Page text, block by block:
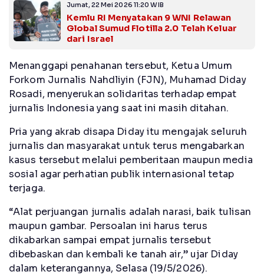
Jumat, 22 Mei 2026 11:20 WIB
Kemlu RI Menyatakan 9 WNI Relawan
Global Sumud Flotilla 2.0 Telah Keluar
dari Israel
Menanggapi penahanan tersebut, Ketua Umum
Forkom Jurnalis Nahdliyin (FJN), Muhamad Diday
Rosadi, menyerukan solidaritas terhadap empat
jurnalis Indonesia yang saat ini masih ditahan.
Pria yang akrab disapa Diday itu mengajak seluruh
jurnalis dan masyarakat untuk terus mengabarkan
kasus tersebut melalui pemberitaan maupun media
sosial agar perhatian publik internasional tetap
terjaga.
“Alat perjuangan jurnalis adalah narasi, baik tulisan
maupun gambar. Persoalan ini harus terus
dikabarkan sampai empat jurnalis tersebut
dibebaskan dan kembali ke tanah air,” ujar Diday
dalam keterangannya, Selasa (19/5/2026).